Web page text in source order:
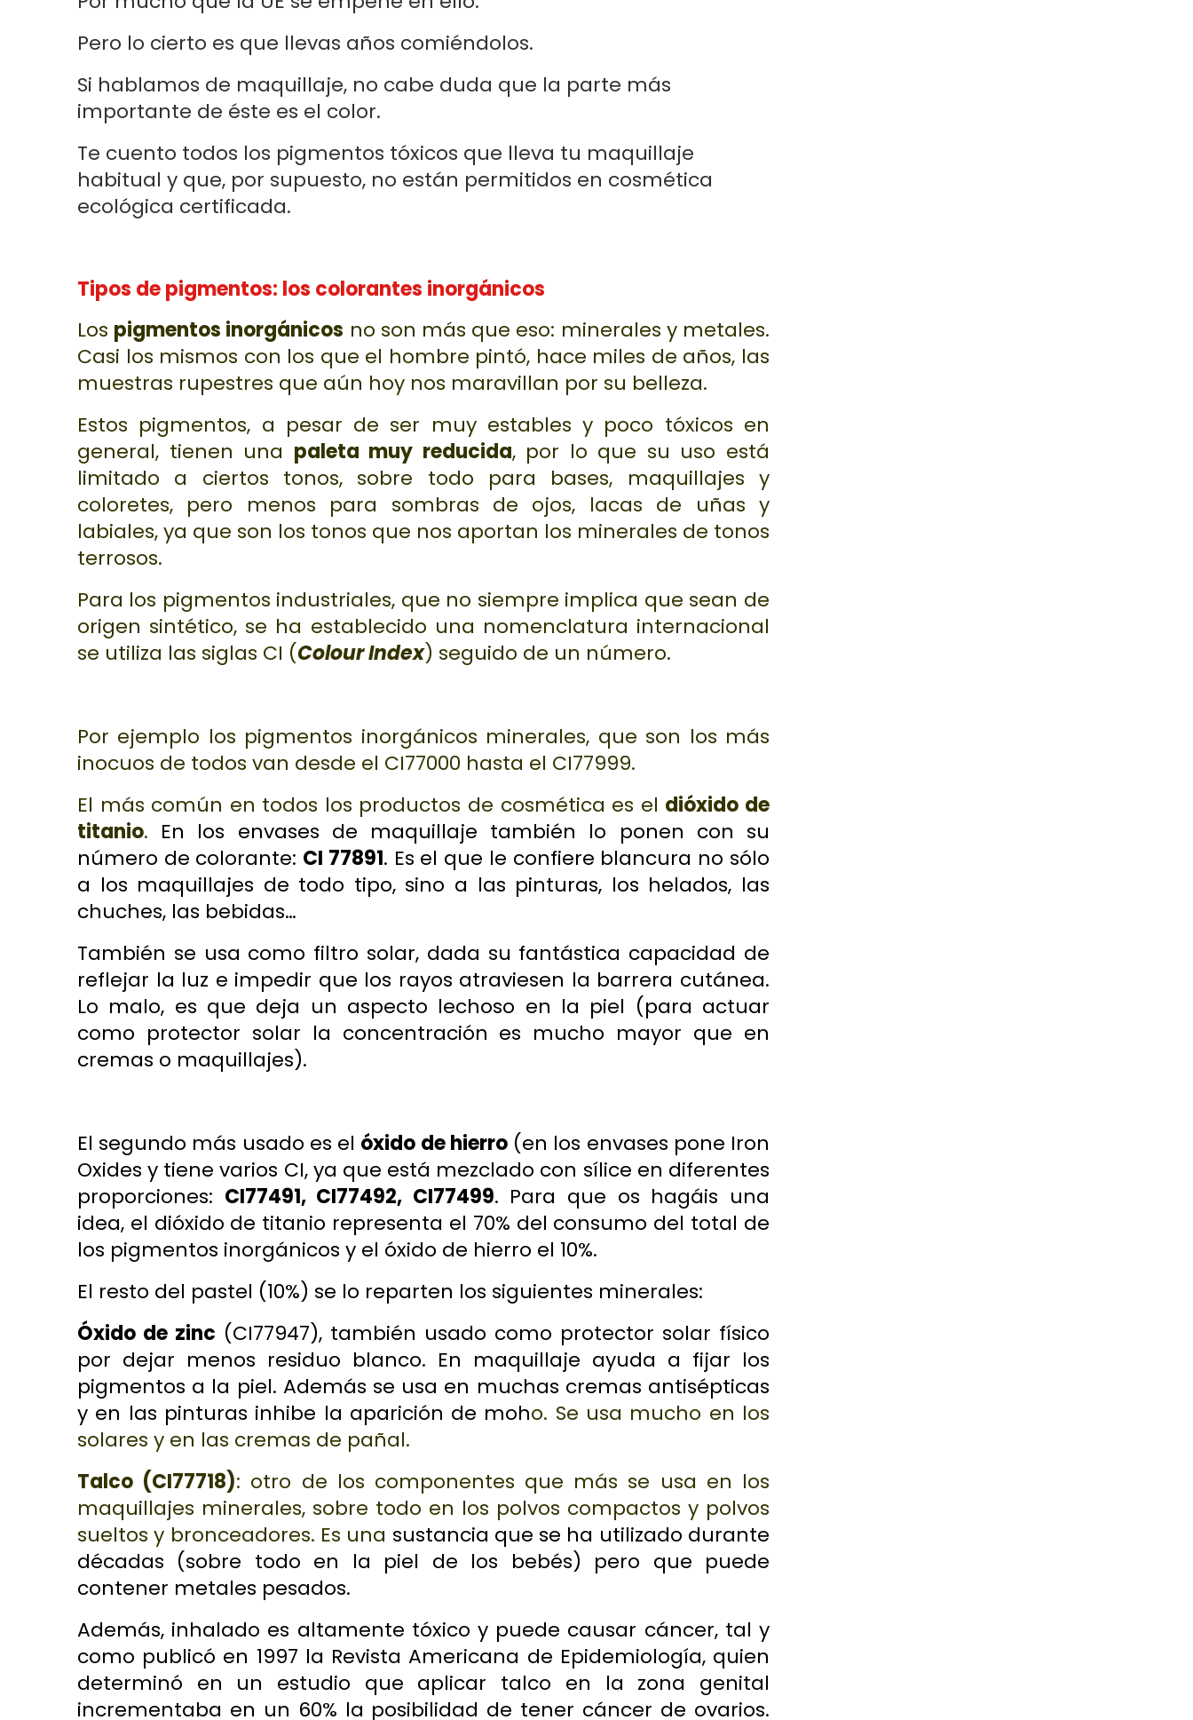
Pero lo cierto es que llevas años comiéndolos.
Si hablamos de maquillaje, no cabe duda que la parte más
importante de éste es el color.
Te cuento todos los pigmentos tóxicos que lleva tu maquillaje
habitual y que, por supuesto, no están permitidos en cosmética
ecológica certificada.
Tipos de pigmentos: los colorantes inorgánicos
Los pigmentos inorgánicos no son más que eso: minerales y metales.
Casi los mismos con los que el hombre pintó, hace miles de años, las
muestras rupestres que aún hoy nos maravillan por su belleza.
Estos pigmentos, a pesar de ser muy estables y poco tóxicos en
general, tienen una paleta muy reducida, por lo que su uso está
limitado a ciertos tonos, sobre todo para bases, maquillajes y
coloretes, pero menos para sombras de ojos, lacas de uñas y
labiales, ya que son los tonos que nos aportan los minerales de tonos
terrosos.
Para los pigmentos industriales, que no siempre implica que sean de
origen sintético, se ha establecido una nomenclatura internacional
se utiliza las siglas CI (Colour Index) seguido de un número.
Por ejemplo los pigmentos inorgánicos minerales, que son los más
inocuos de todos van desde el CI77000 hasta el CI77999.
El más común en todos los productos de cosmética es el dióxido de
titanio. En los envases de maquillaje también lo ponen con su
número de colorante: CI 77891. Es el que le confiere blancura no sólo
a los maquillajes de todo tipo, sino a las pinturas, los helados, las
chuches, las bebidas…
También se usa como filtro solar, dada su fantástica capacidad de
reflejar la luz e impedir que los rayos atraviesen la barrera cutánea.
Lo malo, es que deja un aspecto lechoso en la piel (para actuar
como protector solar la concentración es mucho mayor que en
cremas o maquillajes).
El segundo más usado es el óxido de hierro(en los envases pone Iron
Oxides y tiene varios CI, ya que está mezclado con sílice en diferentes
proporciones: CI77491, CI77492, CI77499. Para que os hagáis una
idea, el dióxido de titanio representa el 70% del consumo del total de
los pigmentos inorgánicos y el óxido de hierro el 10%.
El resto del pastel (10%) se lo reparten los siguientes minerales:
Óxido de zinc (CI77947), también usado como protector solar físico
por dejar menos residuo blanco. En maquillaje ayuda a fijar los
pigmentos a la piel. Además se usa en muchas cremas antisépticas
y en las pinturas inhibe la aparición de moho. Se usa mucho en los
solares y en las cremas de pañal.
Talco (CI77718): otro de los componentes que más se usa en los
maquillajes minerales, sobre todo en los polvos compactos y polvos
sueltos y bronceadores. Es una sustancia que se ha utilizado durante
décadas (sobre todo en la piel de los bebés) pero que puede
contener metales pesados.
Además, inhalado es altamente tóxico y puede causar cáncer, tal y
como publicó en 1997 la Revista Americana de Epidemiología, quien
determinó en un estudio que aplicar talco en la zona genital
incrementaba en un 60% la posibilidad de tener cáncer de ovarios.